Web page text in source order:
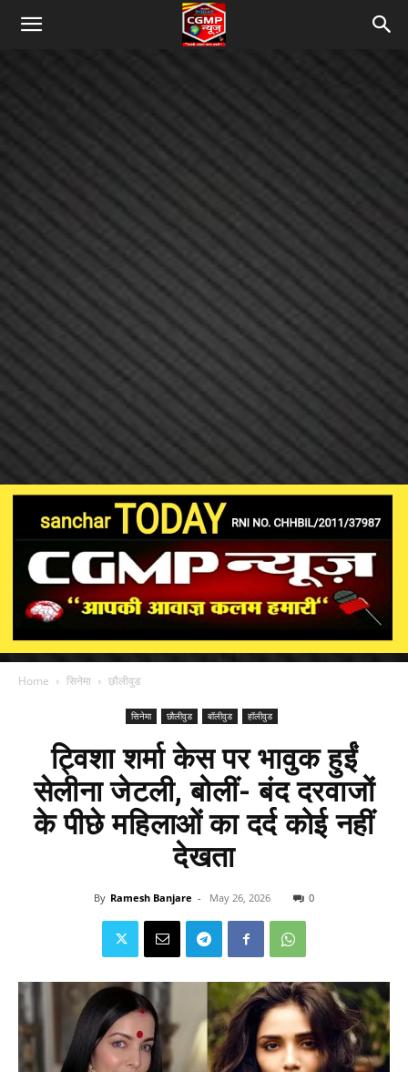
Home सिनेमा छौलीवुड
सिनेमा छौलीवुड बॉलीवुड हॉलीवुड
ट्विशा शर्मा केस पर भावुक हुईं
सेलीना जेटली, बोलीं- बंद दरवाजों
के पीछे महिलाओं का दर्द कोई नहीं
देखता
By Ramesh Banjare - May 26, 2026 0